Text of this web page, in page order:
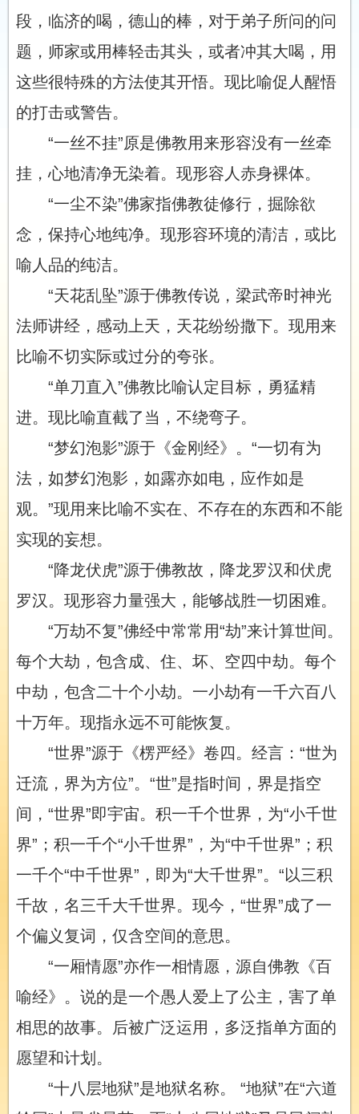
段，临济的喝，德山的棒，对于弟子所问的问
题，师家或用棒轻击其头，或者冲其大喝，用
这些很特殊的方法使其开悟。现比喻促人醒悟
的打击或警告。
“一丝不挂”原是佛教用来形容没有一丝牵
挂，心地清净无染着。现形容人赤身裸体。
“一尘不染”佛家指佛教徒修行，掘除欲
念，保持心地纯净。现形容环境的清洁，或比
喻人品的纯洁。
“天花乱坠”源于佛教传说，梁武帝时神光
法师讲经，感动上天，天花纷纷撒下。现用来
比喻不切实际或过分的夸张。
“单刀直入”佛教比喻认定目标，勇猛精
进。现比喻直截了当，不绕弯子。
“梦幻泡影”源于《金刚经》。“一切有为
法，如梦幻泡影，如露亦如电，应作如是
观。”现用来比喻不实在、不存在的东西和不能
实现的妄想。
“降龙伏虎”源于佛教故，降龙罗汉和伏虎
罗汉。现形容力量强大，能够战胜一切困难。
“万劫不复”佛经中常常用“劫”来计算世间。
每个大劫，包含成、住、坏、空四中劫。每个
中劫，包含二十个小劫。一小劫有一千六百八
十万年。现指永远不可能恢复。
“世界”源于《楞严经》卷四。经言：“世为
迁流，界为方位”。“世”是指时间，界是指空
间，“世界”即宇宙。积一千个世界，为“小千世
界”；积一千个“小千世界”，为“中千世界”；积
一千个“中千世界”，即为“大千世界”。“以三积
千故，名三千大千世界。现今，“世界”成了一
个偏义复词，仅含空间的意思。
“一厢情愿”亦作一相情愿，源自佛教《百
喻经》。说的是一个愚人爱上了公主，害了单
相思的故事。后被广泛运用，多泛指单方面的
愿望和计划。
“十八层地狱”是地狱名称。 “地狱”在“六道